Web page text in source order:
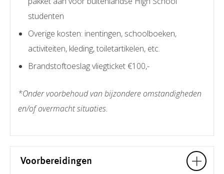
studenten
Overige kosten: inentingen, schoolboeken,
activiteiten, kleding, toiletartikelen, etc.
Brandstoftoeslag vliegticket €100,-
*Onder voorbehoud van bijzondere omstandigheden
en/of overmacht situaties.
Voorbereidingen